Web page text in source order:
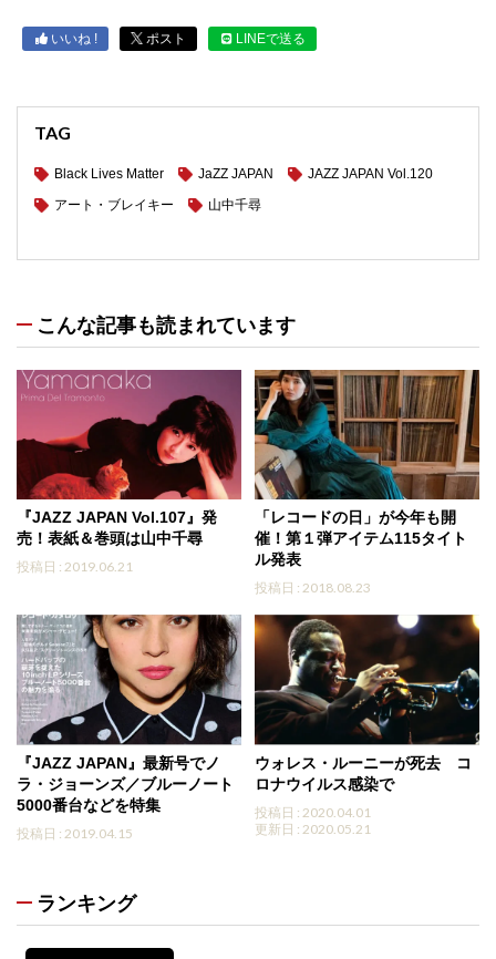
いいね ! ポスト LINEで送る
TAG
Black Lives Matter JaZZ JAPAN
JAZZ JAPAN Vol.120
アート・ブレイキー
山中千尋
こんな記事も読まれています
『JAZZ JAPAN Vol.107』発
売！表紙＆巻頭は山中千尋
投稿日 : 2019.06.21
「レコードの日」が今年も開
催！第１弾アイテム115タイト
ル発表
投稿日 : 2018.08.23
『JAZZ JAPAN』最新号でノ
ラ・ジョーンズ／ブルーノート
5000番台などを特集
投稿日 : 2019.04.15
ウォレス・ルーニーが死去 コ
ロナウイルス感染で
投稿日 : 2020.04.01
更新日 : 2020.05.21
ランキング